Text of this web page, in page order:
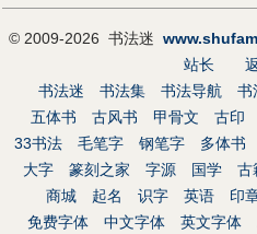
© 2009-2026 书法迷
站长
书法迷
书法集 书法导航 书
五体书
古风书 甲骨文 古印
33书法
毛笔字 钢笔字 多体书
大字
篆刻之家 字源 国学 古
商城
起名 识字 英语 印
免费字体
中文字体 英文字体